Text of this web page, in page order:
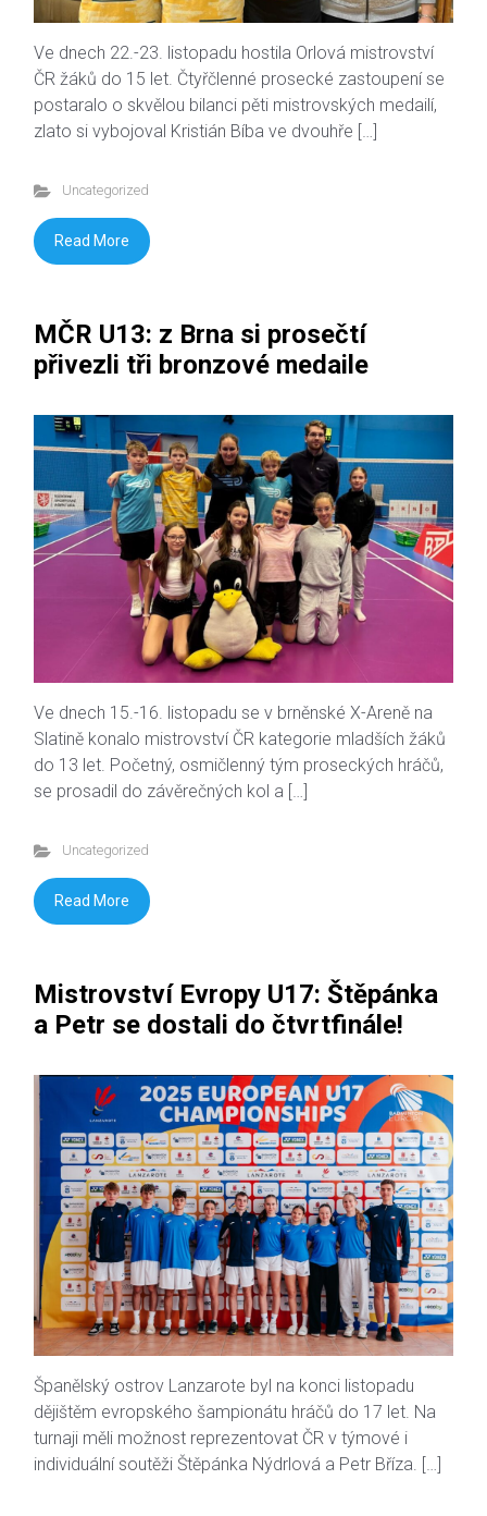
Ve dnech 22.-23. listopadu hostila Orlová mistrovství
ČR žáků do 15 let. Čtyřčlenné prosecké zastoupení se
postaralo o skvělou bilanci pěti mistrovských medailí,
zlato si vybojoval Kristián Bíba ve dvouhře […]
Uncategorized
Read More
MČR U13: z Brna si prosečtí
přivezli tři bronzové medaile
Ve dnech 15.-16. listopadu se v brněnské X-Areně na
Slatině konalo mistrovství ČR kategorie mladších žáků
do 13 let. Početný, osmičlenný tým proseckých hráčů,
se prosadil do závěrečných kol a […]
Uncategorized
Read More
Mistrovství Evropy U17: Štěpánka
a Petr se dostali do čtvrtfinále!
Španělský ostrov Lanzarote byl na konci listopadu
dějištěm evropského šampionátu hráčů do 17 let. Na
turnaji měli možnost reprezentovat ČR v týmové i
individuální soutěži Štěpánka Nýdrlová a Petr Bříza. […]